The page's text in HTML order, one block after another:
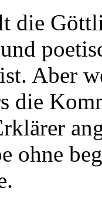
die
Aber
die
ohne